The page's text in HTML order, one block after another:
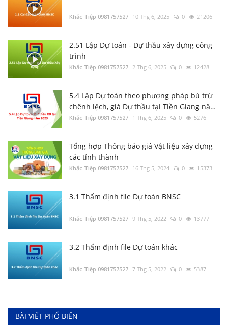
Khắc Tiệp 0981757527 10 Thg 6, 2025 0 21206
2.51 Lập Dự toán - Dự thầu xây dựng công
trình
Khắc Tiệp 0981757527 2 Thg 6, 2025 0 12428
5.4 Lập Dự toán theo phương pháp bù trừ
chênh lệch, giá Dự thầu tại Tiền Giang năm
2023
Khắc Tiệp 0981757527 1 Thg 6, 2025 0 5276
Tổng hợp Thông báo giá Vật liệu xây dựng
các tỉnh thành
Khắc Tiệp 0981757527 16 Thg 5, 2024 0 15373
3.1 Thẩm định file Dự toán BNSC
Khắc Tiệp 0981757527 9 Thg 5, 2022 0 13777
3.2 Thẩm định file Dự toán khác
Khắc Tiệp 0981757527 7 Thg 5, 2022 0 5387
BÀI VIẾT PHỔ BIẾN
trên DỰ TOÁN BNSC
Luật Đấu thầu số: 22/2023/QH15, Hiệu lực
áp dụng từ ngày 01/1/2024
Tổng hợp Thông báo giá Vật liệu xây dựng
các tỉnh thành
Nghị định 206/2026/NĐ-CP về quản lý chi
phí đầu tư xây dựng
loại đường để tính cước vận tải đường bộ
Nhân công, Giá ca máy; Hướng dẫn các tỉnh
Bộ cài DỰ TOÁN BNSC (cập nhật đến ngày
01/3/2022)